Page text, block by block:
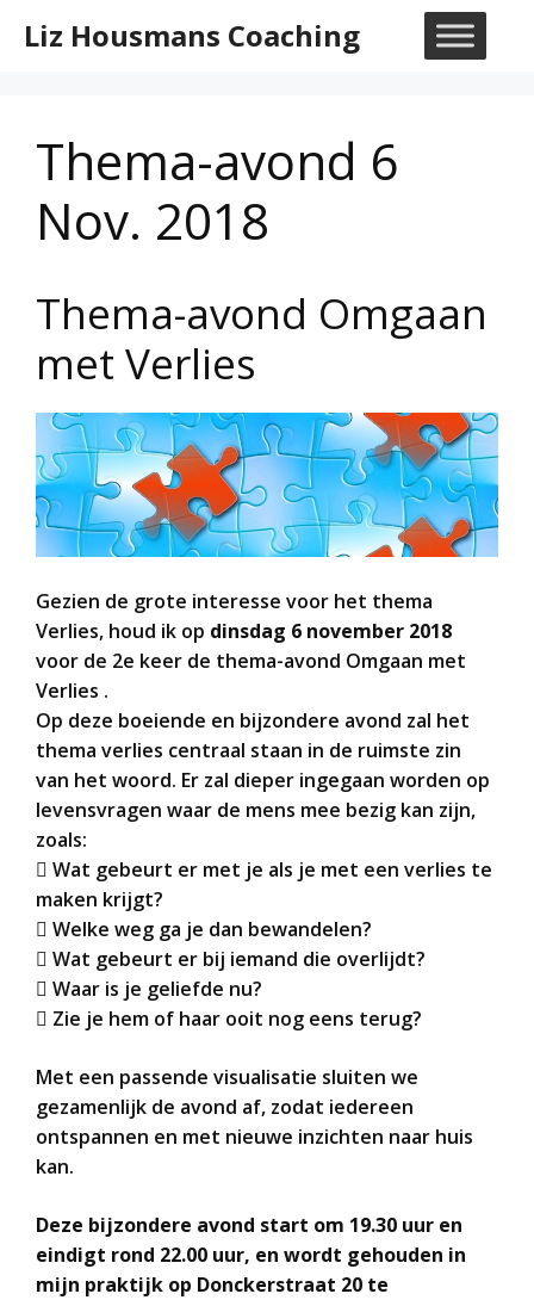
naarLiz Housmans Coaching
Thema-avond 6
Nov. 2018
Thema-avond Omgaan
met Verlies
Gezien de grote interesse voor het thema
Verlies, houd ik op dinsdag 6 november 2018
voor de 2e keer de thema-avond Omgaan met
Verlies .
Op deze boeiende en bijzondere avond zal het
thema verlies centraal staan in de ruimste zin
van het woord. Er zal dieper ingegaan worden op
levensvragen waar de mens mee bezig kan zijn,
zoals:
 Wat gebeurt er met je als je met een verlies te
maken krijgt?
 Welke weg ga je dan bewandelen?
 Wat gebeurt er bij iemand die overlijdt?
 Waar is je geliefde nu?
 Zie je hem of haar ooit nog eens terug?
Met een passende visualisatie sluiten we
gezamenlijk de avond af, zodat iedereen
ontspannen en met nieuwe inzichten naar huis
kan.
Deze bijzondere avond start om 19.30 uur en
eindigt rond 22.00 uur, en wordt gehouden in
mijn praktijk op Donckerstraat 20 te